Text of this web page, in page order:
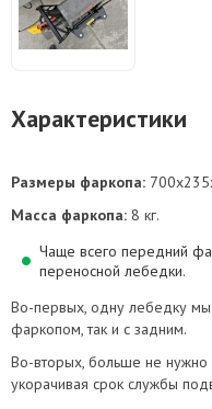
Характеристики
Размеры фаркопа:
Масса фаркопа: 8 кг.
Чаще всего передний
переносной лебедки.
Во-первых, одну лебедку мы
фаркопом, так и с задним.
Во-вторых, больше не нужно
укорачивая срок службы